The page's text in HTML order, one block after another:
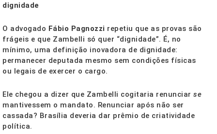
dignidade
O advogado Fábio Pagnozzi repetiu que as provas são
frágeis e que Zambelli só quer “dignidade”. É, no
mínimo, uma definição inovadora de dignidade:
permanecer deputada mesmo sem condições físicas
ou legais de exercer o cargo.
Ele chegou a dizer que Zambelli cogitaria renunciar se
mantivessem o mandato. Renunciar após não ser
cassada? Brasília deveria dar prêmio de criatividade
política.